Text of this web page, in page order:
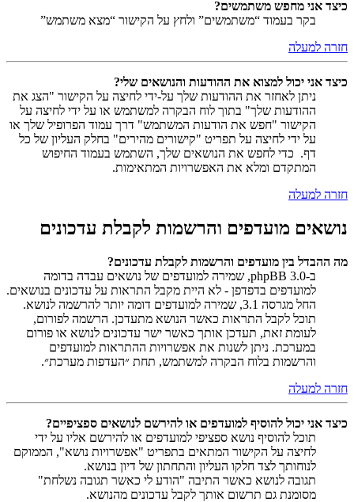
כיצד אני מחפש משתמשים?
בקר בעמוד “משתמשים” ולחץ על הקישור “מצא משתמש”
חזרה למעלה
כיצד אני יכול למצוא את ההודעות והנושאים שלי?
ניתן לאחזר את ההודעות שלך על-ידי לחיצה על הקישור "הצג את
ההודעות שלך" בתוך לוח הבקרה למשתמש או על ידי לחיצה על
הקישור "חפש את הודעות המשתמש" דרך עמוד הפרופיל שלך או
על ידי לחיצה על תפריט "קישורים מהירים" בחלק העליון של כל
דף. כדי לחפש את הנושאים שלך, השתמש בעמוד החיפוש
המתקדם ומלא את האפשרויות המתאימות.
חזרה למעלה
נושאים מועדפים והרשמות לקבלת עדכונים
מה ההבדל בין מועדפים והרשמות לקבלת עדכונים?
ב-phpBB 3.0, שמירה למועדפים של נושאים עבדה בדומה
למועדפים בדפדפן - לא היית מקבל התראות על עדכונים בנושאים.
החל מגרסה 3.1, שמירה למועדפים דומה יותר להרשמה לנושא.
תוכל לקבל התראות כאשר הנושא מתעדכן. הרשמה לפורום,
לעומת זאת, תעדכן אותך כאשר ישר עדכונים לנושא או פורום
במערכת. ניתן לשנות את אפשרויות ההתראות למועדפים
והרשמות בלוח הבקרה למשתמש, תחת ״העדפות מערכת״.
חזרה למעלה
כיצד אני יכול להוסיף למועדפים או להירשם לנושאים ספציפיים?
תוכל להוסיף נושא ספציפי למועדפים או להירשם אליו על ידי
לחיצה על הקישור המתאים בתפריט "אפשרויות נושא", הממוקם
לנוחותך לצד חלקו העליון והתחתון של דיון בנושא.
תגובה לנושא כאשר התיבה "הודע לי כאשר תגובה נשלחת"
מסומנת גם תרשום אותך לקבל עדכונים מהנושא.